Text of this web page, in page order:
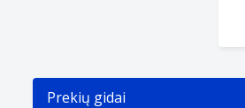
Prekių gidai